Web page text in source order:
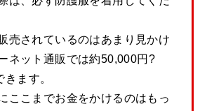
売されているのはあまり見かけ
ネット通販では約50,000円?
ます。
ここまでお金をかけるのはもっ